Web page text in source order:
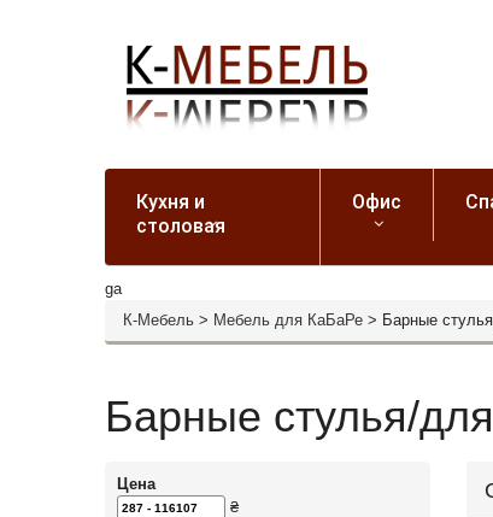
Кухня и
столовая
Офис
ga
К-Мебель > Мебель для КаБаРе > Барные
Барные стулья/
Цена
₴